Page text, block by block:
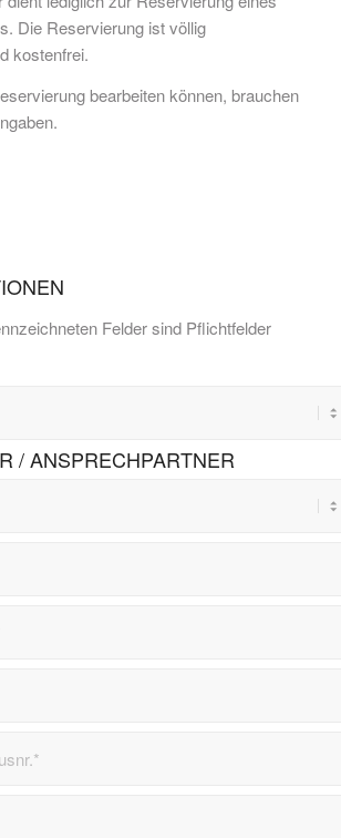
Die Reservierung ist völlig
kostenfrei.
bearbeiten können, brauchen
Felder sind Pflichtfelder
/ ANSPRECHPARTNER